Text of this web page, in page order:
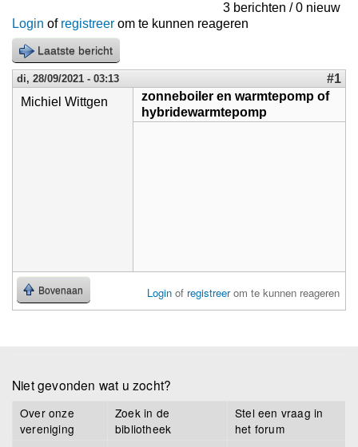
3 berichten / 0 nieuw
Login of registreer om te kunnen reageren
Laatste bericht
di, 28/09/2021 - 03:13
#1
Michiel Wittgen
zonneboiler en warmtepomp of
hybridewarmtepomp
Bovenaan Login of registreerom te kunnen reageren
Niet gevonden wat u zocht?
Over onze
vereniging
Zoek in de
bibliotheek
Stel een vraag in
het forum